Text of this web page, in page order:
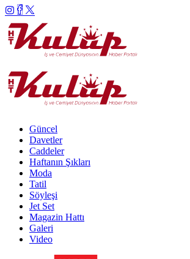
Güncel
Davetler
Caddeler
Haftanın Şıkları
Moda
Tatil
Söyleşi
Jet Set
Magazin Hattı
Galeri
Video